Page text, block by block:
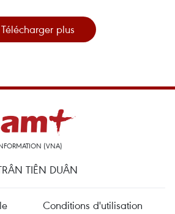
Télécharger plus
(VNA)
TIÊN DUÂN
Conditions d'utilisation